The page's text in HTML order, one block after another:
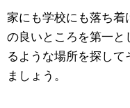
家にも学校にも落ち
の良いところを第一と
るような場所を探し
ましょう。